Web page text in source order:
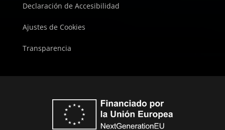
Declaración de Accesibilidad
Ajustes de Cookies
Transparencia